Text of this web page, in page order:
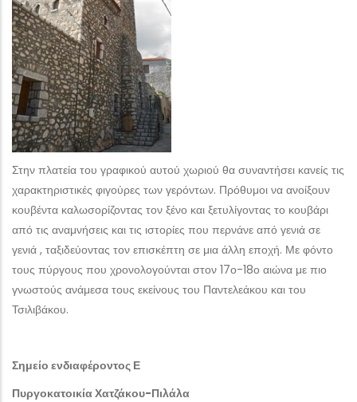
Στην πλατεία του γραφικού αυτού χωριού θα συναντήσει κανείς τις
χαρακτηριστικές φιγούρες των γερόντων. Πρόθυμοι να ανοίξουν
κουβέντα καλωσορίζοντας τον ξένο και ξετυλίγοντας το κουβάρι
από τις αναμνήσεις και τις ιστορίες που περνάνε από γενιά σε
γενιά , ταξιδεύοντας τον επισκέπτη σε μια άλλη εποχή. Με φόντο
τους πύργους που χρονολογούνται στον 17ο-18ο αιώνα με πιο
γνωστούς ανάμεσα τους εκείνους του Παντελεάκου και του
Τσιλιβάκου.
Σημείο ενδιαφέροντος Ε
Πυργοκατοικία Χατζάκου-Πιλάλα